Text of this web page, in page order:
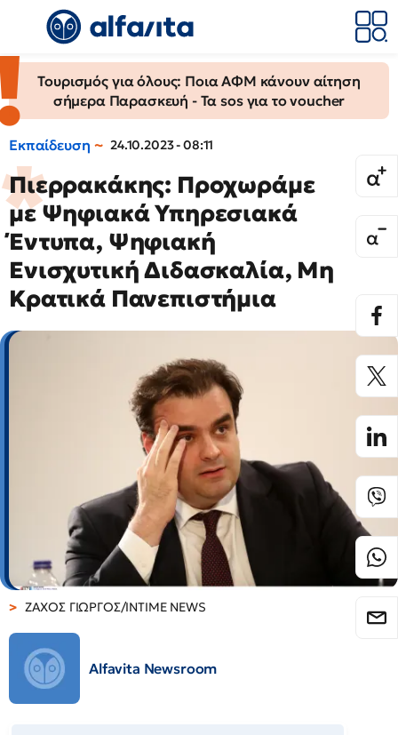
Τουρισμός για όλους: Ποια ΑΦΜ κάνουν αίτηση
σήμερα Παρασκευή - Τα sos για το voucher
Εκπαίδευση 24.10.2023 - 08:11
Πιερρακάκης: Προχωράμε
με Ψηφιακά Υπηρεσιακά
Έντυπα, Ψηφιακή
Ενισχυτική Διδασκαλία, Μη
Κρατικά Πανεπιστήμια
ΖΑΧΟΣ ΓΙΩΡΓΟΣ/INTIME NEWS
Alfavita Newsroom